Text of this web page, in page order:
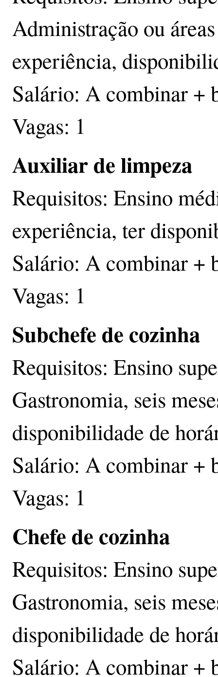
Administração ou
experiência,
Salário: A combinar +
Vagas: 1
Auxiliar de limpeza
Requisitos: Ensino
experiência, ter
Salário: A combinar +
Vagas: 1
Subchefe de cozinha
Requisitos: Ensino
Gastronomia, seis
disponibilidade de
Salário: A combinar +
Vagas: 1
Chefe de cozinha
Requisitos: Ensino
Gastronomia, seis
disponibilidade de
Salário: A combinar +